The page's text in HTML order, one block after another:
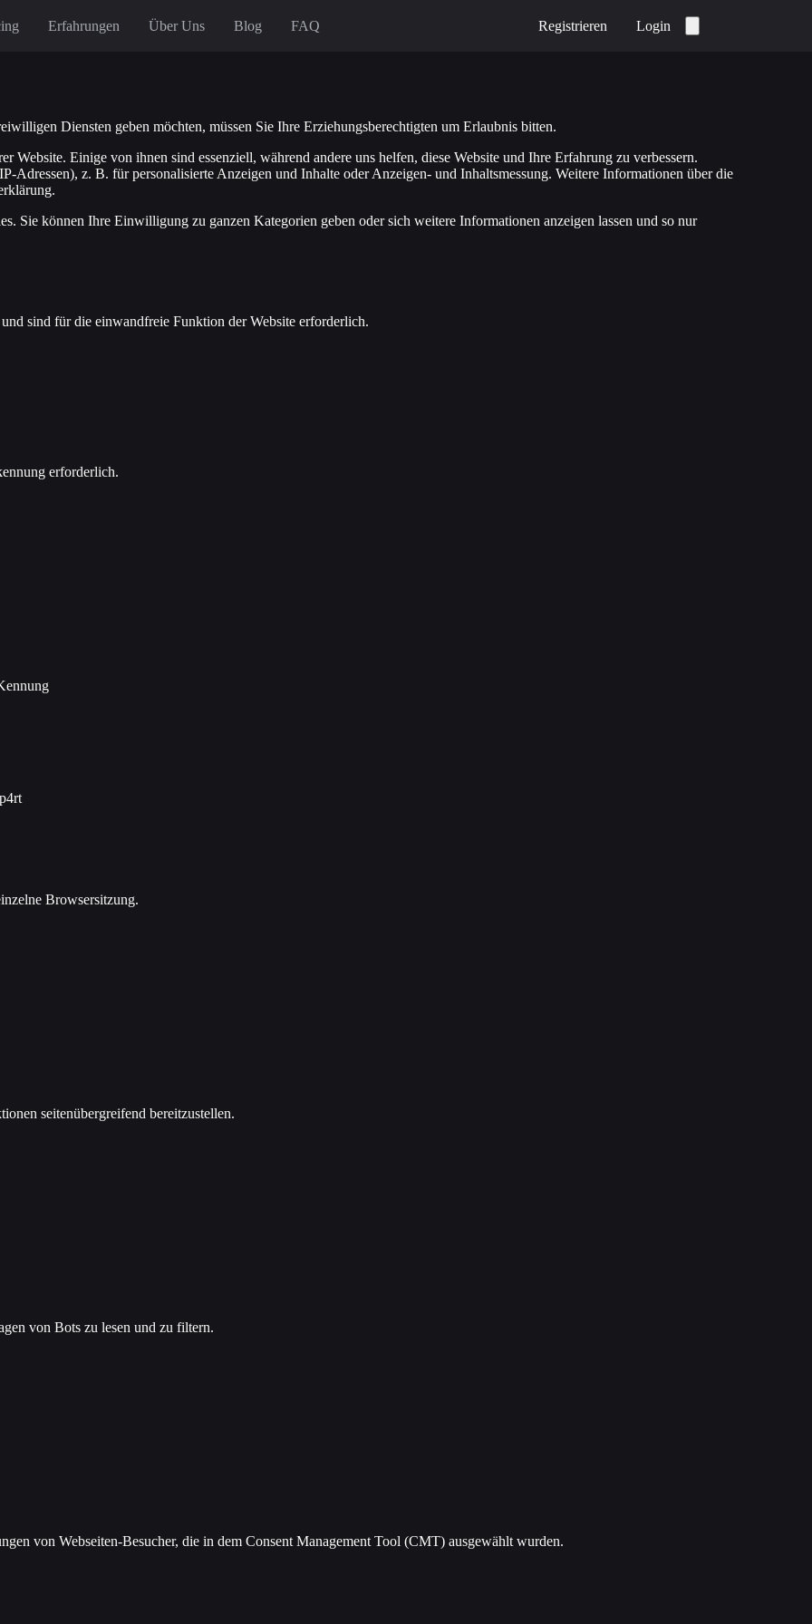
Erfahrungen Über Uns Blog FAQ Registrieren Login
Diensten geben möchten, müssen Sie Ihre Erziehungsberechtigten um Erlaubnis bitten.
Website. Einige von ihnen sind essenziell, während andere uns helfen, diese Website und Ihre Erfahrung zu verbessern.
Adressen), z. B. für personalisierte Anzeigen und Inhalte oder Anzeigen- und Inhaltsmessung. Weitere Informationen über die
Sie können Ihre Einwilligung zu ganzen Kategorien geben oder sich weitere Informationen anzeigen lassen und so nur
sind für die einwandfreie Funktion der Website erforderlich.
erforderlich.
Browsersitzung.
seitenübergreifend bereitzustellen.
von Bots zu lesen und zu filtern.
von Webseiten-Besucher, die in dem Consent Management Tool (CMT) ausgewählt wurden.